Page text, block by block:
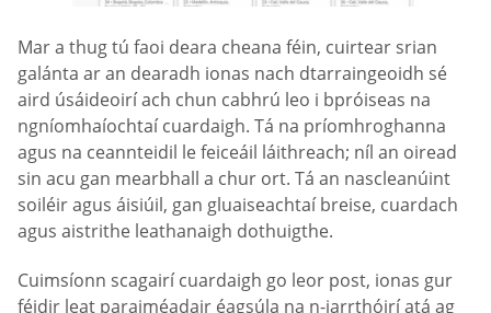
Mar a thug tú faoi deara cheana féin, cuirtear srian
galánta ar an dearadh ionas nach dtarraingeoidh sé
aird úsáideoirí ach chun cabhrú leo i bpróiseas na
ngníomhaíochtaí cuardaigh. Tá na príomhroghanna
agus na ceannteidil le feiceáil láithreach; níl an oiread
sin acu gan mearbhall a chur ort. Tá an nascleanúint
soiléir agus áisiúil, gan gluaiseachtaí breise, cuardach
agus aistrithe leathanaigh dothuigthe.
Cuimsíonn scagairí cuardaigh go leor post, ionas gur
féidir leat paraiméadair éagsúla na n-iarrthóirí atá ag